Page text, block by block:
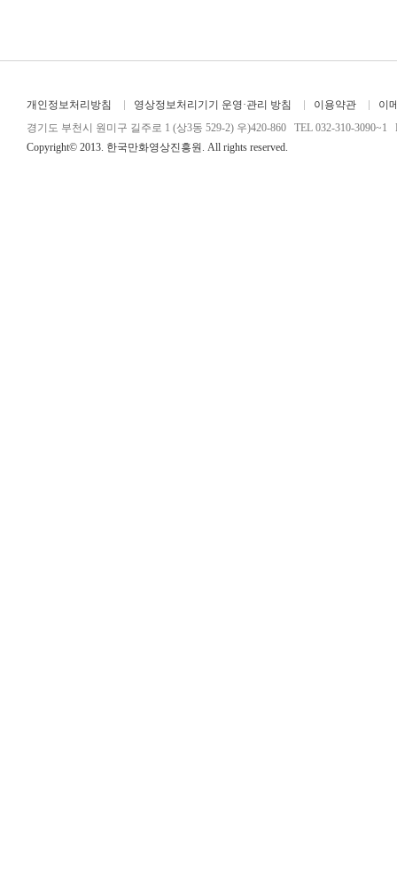
개인정보처리방침 영상정보처리기기 운영·관리 방침 이용약관
이
경기도 부천시 원미구 길주로 1 (상3동 529-2) 우)420-860 TEL 032-310-3090~1
Copyright© 2013. 한국만화영상진흥원. All rights reserved.